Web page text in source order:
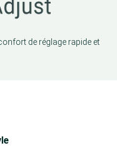
de réglage rapide et